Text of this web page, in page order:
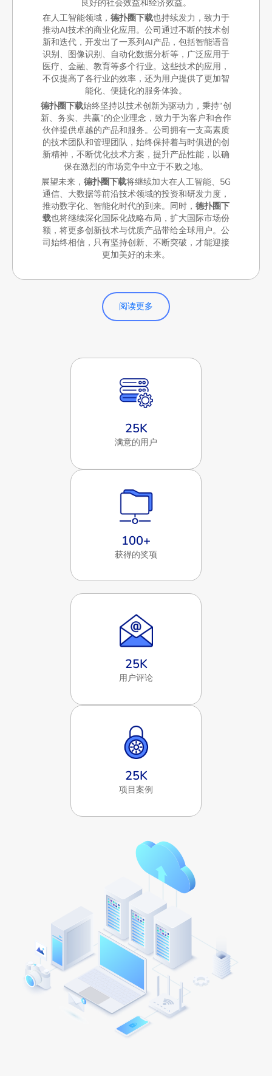
良好的社会效益和经济效益。
在人工智能领域， 德扑圈下载也持续发力，致力于
推动AI技术的商业化应用。公司通过不断的技术创
新和迭代，开发出了一系列AI产品，包括智能语音
识别、图像识别、自动化数据分析等，广泛应用于
医疗、金融、教育等多个行业。这些技术的应用，
不仅提高了各行业的效率，还为用户提供了更加智
能化、便捷化的服务体验。
德扑圈下载始终坚持以技术创新为驱动力，秉持“创
新、务实、共赢”的企业理念，致力于为客户和合作
伙伴提供卓越的产品和服务。公司拥有一支高素质
的技术团队和管理团队，始终保持着与时俱进的创
新精神，不断优化技术方案，提升产品性能，以确
保在激烈的市场竞争中立于不败之地。
展望未来， 德扑圈下载将继续加大在人工智能、5G
通信、大数据等前沿技术领域的投资和研发力度，
推动数字化、智能化时代的到来。同时， 德扑圈下
载也将继续深化国际化战略布局，扩大国际市场份
额，将更多创新技术与优质产品带给全球用户。公
司始终相信，只有坚持创新、不断突破，才能迎接
更加美好的未来。
阅读更多
25K
满意的用户
100+
获得的奖项
25K
用户评论
25K
项目案例